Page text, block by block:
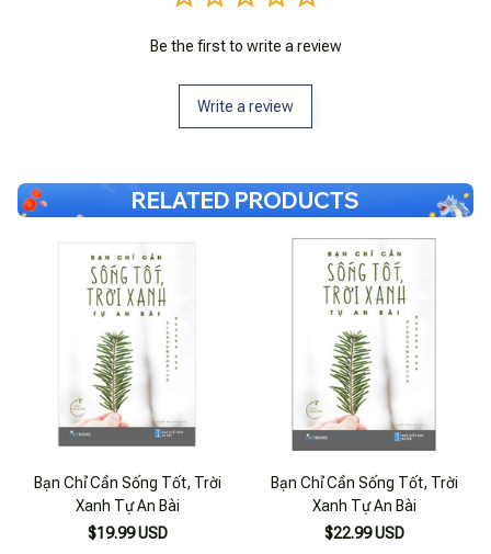
Be the first to write a review
Write a review
RELATED PRODUCTS
Bạn Chỉ Cần Sống Tốt, Trời
Xanh Tự An Bài
$19.99 USD
Bạn Chỉ Cần Sống Tốt, Trời
Xanh Tự An Bài
$22.99 USD